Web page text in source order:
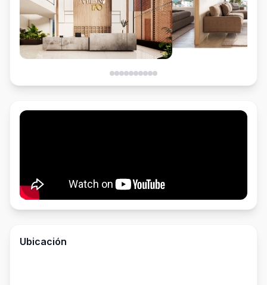
Ubicación